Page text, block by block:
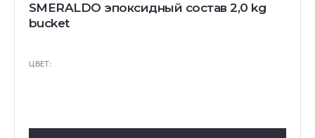
SMERALDO эпоксидный состав 2,0 kg
bucket
ЦВЕТ: